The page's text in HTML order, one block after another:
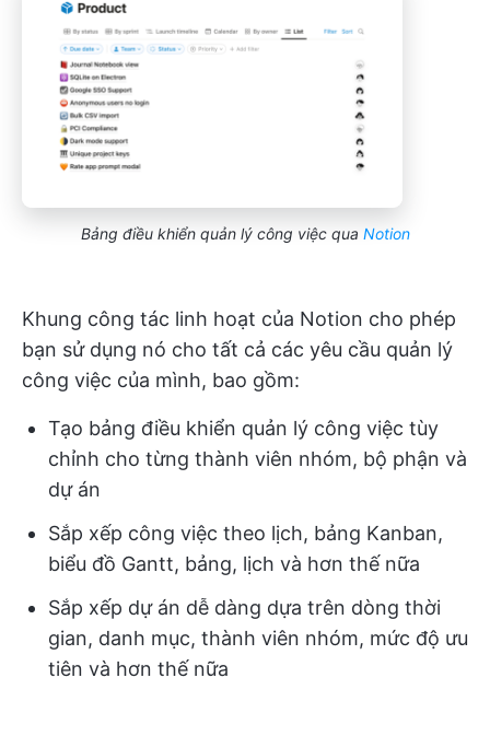
Bảng điều khiển quản lý công việc qua Notion
Khung công tác linh hoạt của Notion cho phép
bạn sử dụng nó cho tất cả các yêu cầu quản lý
công việc của mình, bao gồm:
Tạo bảng điều khiển quản lý công việc tùy
chỉnh cho từng thành viên nhóm, bộ phận và
dự án
Sắp xếp công việc theo lịch, bảng Kanban,
biểu đồ Gantt, bảng, lịch và hơn thế nữa
Sắp xếp dự án dễ dàng dựa trên dòng thời
gian, danh mục, thành viên nhóm, mức độ ưu
tiên và hơn thế nữa